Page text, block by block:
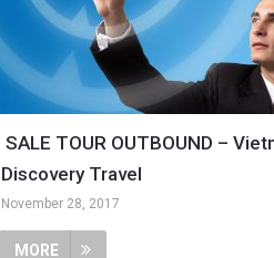
SALE TOUR OUTBOUND –
Discovery Travel
November 28, 2017
MORE